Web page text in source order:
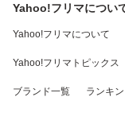
Yahoo!フリマについ
Yahoo!フリマについて
Yahoo!フリマトピックス
ブランド一覧 ランキ